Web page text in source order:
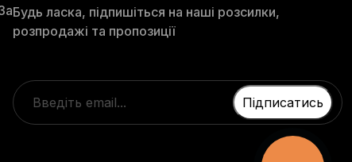
Будь ласка, підпишіться на наші розсилки,
розпродажі та пропозиції